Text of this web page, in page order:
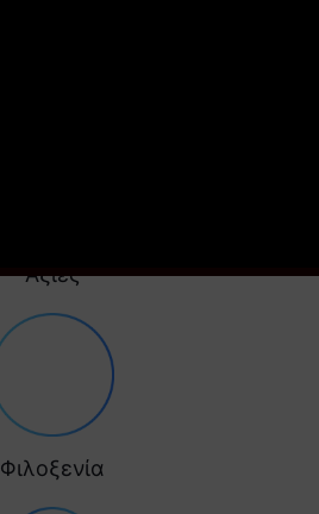
Αξίες
Φιλοξενία